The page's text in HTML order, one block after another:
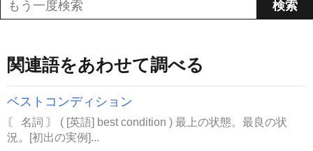
関連語をあわせて調べる
ベストコンディション
〘 名詞 〙 ( [英語] best condition ) 最上の状態。最良の状
況。[初出の実例]...